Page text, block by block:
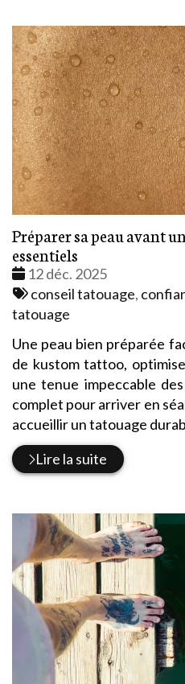
Préparer sa peau avant
essentiels
Date
:
12 déc. 2025
Tags
:
conseil tatouage,
tatouage
Une peau bien préparée
de kustom tattoo,
une tenue impeccable
complet pour arriver en
accueillir un tatouage
Lire la suite